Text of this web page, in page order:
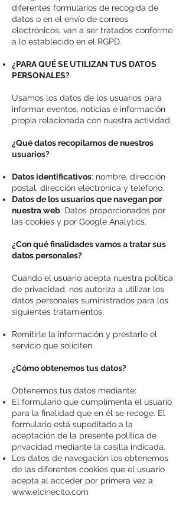
diferentes formularios de recogida de
datos o en el envío de correos
electrónicos, van a ser tratados conforme
a lo establecido en el RGPD.
¿PARA QUÉ SE UTILIZAN TUS DATOS
PERSONALES?
Usamos los datos de los usuarios para
informar eventos, noticias e información
propia relacionada con nuestra actividad.
¿Qué datos recopilamos de nuestros
usuarios?
Datos identificativos: nombre, dirección
postal, dirección electrónica y teléfono.
Datos de los usuarios que navegan por
nuestra web: Datos proporcionados por
las cookies y por Google Analytics.
¿Con qué finalidades vamos a tratar sus
datos personales?
Cuando el usuario acepta nuestra política
de privacidad, nos autoriza a utilizar los
datos personales suministrados para los
siguientes tratamientos:
Remitirle la información y prestarle el
servicio que soliciten.
¿Cómo obtenemos tus datos?
Obtenemos tus datos mediante:
El formulario que cumplimenta el usuario
para la finalidad que en él se recoge. El
formulario está supeditado a la
aceptación de la presente política de
privacidad mediante la casilla indicada.
Los datos de navegación los obtenemos
de las diferentes cookies que el usuario
acepta al acceder por primera vez a
www.elcinecito.com